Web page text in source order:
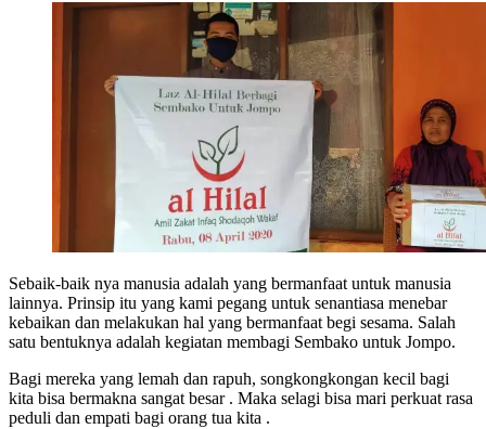
Sebaik-baik nya manusia adalah yang bermanfaat untuk manusia
lainnya. Prinsip itu yang kami pegang untuk senantiasa menebar
kebaikan dan melakukan hal yang bermanfaat begi sesama. Salah
satu bentuknya adalah kegiatan membagi Sembako untuk Jompo.
Bagi mereka yang lemah dan rapuh, songkongkongan kecil bagi
kita bisa bermakna sangat besar . Maka selagi bisa mari perkuat rasa
peduli dan empati bagi orang tua kita .